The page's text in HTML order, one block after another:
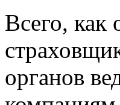
Всего,
органов